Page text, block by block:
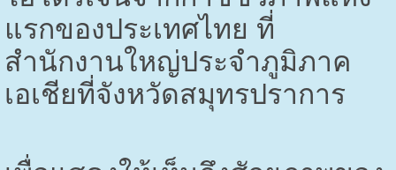
แรกของประเทศไทย ที่
สำนักงานใหญ่ประจำภูมิภาค
เอเชียที่จังหวัดสมุทรปราการ